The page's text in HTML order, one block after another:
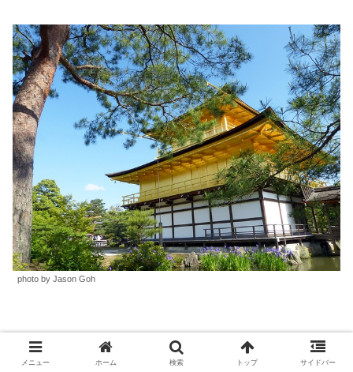
photo by Jason Goh
メニュー ホーム 検索 トップ サイドバー